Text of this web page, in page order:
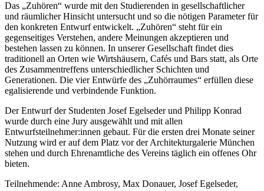
Das „Zuhören“ wurde mit den Studierenden in gesellschaftlicher
und räumlicher Hinsicht untersucht und so die nötigen Parameter für
den konkreten Entwurf entwickelt. „Zuhören“ steht für ein
gegenseitiges Verstehen, andere Meinungen akzeptieren und
bestehen lassen zu können. In unserer Gesellschaft findet dies
traditionell an Orten wie Wirtshäusern, Cafés und Bars statt, als Orte
des Zusammentreffens unterschiedlicher Schichten und
Generationen. Die vier Entwürfe des „Zuhörraumes“ erfüllen diese
egalisierende und verbindende Funktion.
Der Entwurf der Studenten Josef Egelseder und Philipp Konrad
wurde durch eine Jury ausgewählt und mit allen
Entwurfsteilnehmer:innen gebaut. Für die ersten drei Monate seiner
Nutzung wird er auf dem Platz vor der Architekturgalerie München
stehen und durch Ehrenamtliche des Vereins täglich ein offenes Ohr
bieten.
Teilnehmende: Anne Ambrosy, Max Donauer, Josef Egelseder,